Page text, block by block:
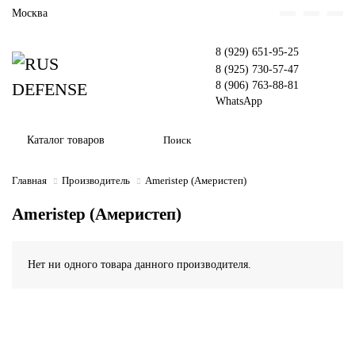
Москва
8 (929) 651-95-25
8 (925) 730-57-47
8 (906) 763-88-81
WhatsApp
Каталог товаров
Главная Производитель Ameristep (Америстеп)
Ameristep (Америстеп)
Нет ни одного товара данного производителя.